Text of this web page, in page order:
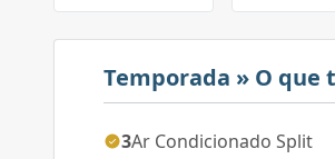
Temporada » O que
3Ar Condicionado Split